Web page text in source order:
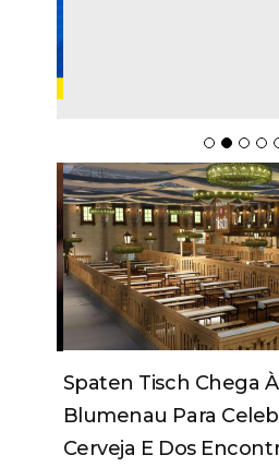
Spaten Tisch Chega
Blumenau Para
Cerveja E Dos